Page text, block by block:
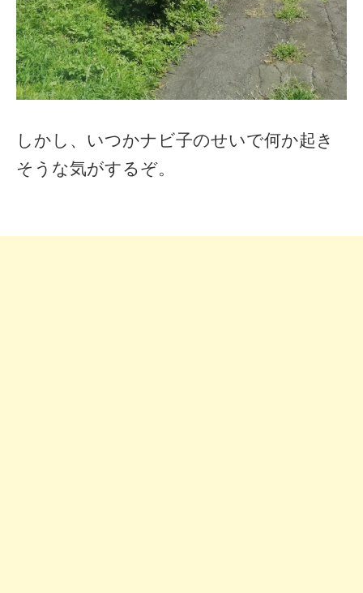
しかし、いつかナビ子のせいで何か起き
そうな気がするぞ。